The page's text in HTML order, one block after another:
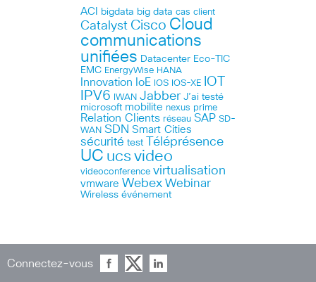
ACI bigdata big data cas client
Catalyst Cisco Cloud
communications
unifiées Datacenter Eco-TIC
EMC EnergyWise HANA
Innovation IoE IOS IOS-XE IOT
IPV6 IWAN Jabber J’ai testé
microsoft mobilite nexus prime
Relation Clients réseau SAP SD-
WAN SDN Smart Cities
sécurité test Téléprésence
UC ucs video
videoconference virtualisation
vmware Webex Webinar
Wireless événement
Connectez-vous